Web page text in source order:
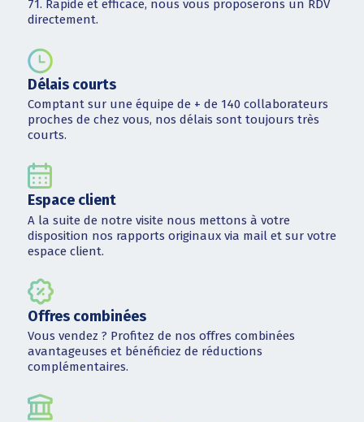
71. Rapide et efficace, nous vous proposerons un RDV
directement.
Délais courts
Comptant sur une équipe de + de 140 collaborateurs
proches de chez vous, nos délais sont toujours très
courts.
Espace client
A la suite de notre visite nous mettons à votre
disposition nos rapports originaux via mail et sur votre
espace client.
Offres combinées
Vous vendez ? Profitez de nos offres combinées
avantageuses et bénéficiez de réductions
complémentaires.